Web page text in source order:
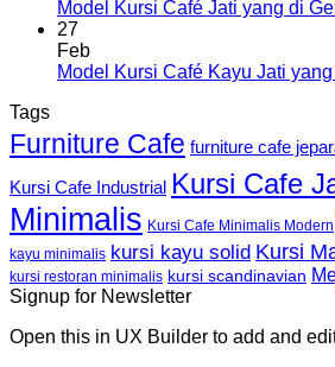
Model Kursi Café Jati yang di
27
Feb
Model Kursi Café Kayu Jati
Tags
Furniture Cafe furniture cafe
Kursi Cafe Industrial Kursi Cafe
Minimalis Kursi Cafe Minimalis Modern
kayu minimalis kursi kayu solid Kursi
kursi restoran minimalis kursi scandinavian
Signup for Newsletter
Open this in UX Builder to add and